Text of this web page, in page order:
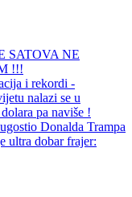
SATOVA NE
!!!
i rekordi -
nalazi se u
pa naviše !
Donalda Trampa
ultra dobar frajer: